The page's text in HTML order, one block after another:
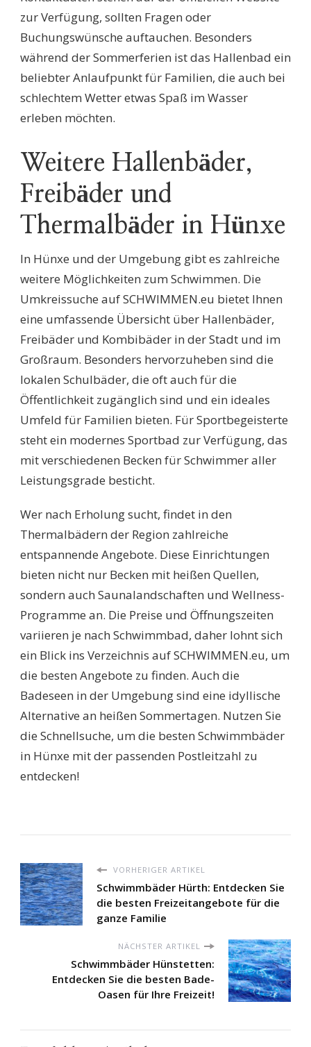
zur Verfügung, sollten Fragen oder
Buchungswünsche auftauchen. Besonders
während der Sommerferien ist das Hallenbad ein
beliebter Anlaufpunkt für Familien, die auch bei
schlechtem Wetter etwas Spaß im Wasser
erleben möchten.
Weitere Hallenbäder,
Freibäder und
Thermalbäder in Hünxe
In Hünxe und der Umgebung gibt es zahlreiche
weitere Möglichkeiten zum Schwimmen. Die
Umkreissuche auf SCHWIMMEN.eu bietet Ihnen
eine umfassende Übersicht über Hallenbäder,
Freibäder und Kombibäder in der Stadt und im
Großraum. Besonders hervorzuheben sind die
lokalen Schulbäder, die oft auch für die
Öffentlichkeit zugänglich sind und ein ideales
Umfeld für Familien bieten. Für Sportbegeisterte
steht ein modernes Sportbad zur Verfügung, das
mit verschiedenen Becken für Schwimmer aller
Leistungsgrade besticht.
Wer nach Erholung sucht, findet in den
Thermalbädern der Region zahlreiche
entspannende Angebote. Diese Einrichtungen
bieten nicht nur Becken mit heißen Quellen,
sondern auch Saunalandschaften und Wellness-
Programme an. Die Preise und Öffnungszeiten
variieren je nach Schwimmbad, daher lohnt sich
ein Blick ins Verzeichnis auf SCHWIMMEN.eu, um
die besten Angebote zu finden. Auch die
Badeseen in der Umgebung sind eine idyllische
Alternative an heißen Sommertagen. Nutzen Sie
die Schnellsuche, um die besten Schwimmbäder
in Hünxe mit der passenden Postleitzahl zu
entdecken!
VORHERIGER ARTIKEL
Schwimmbäder Hürth: Entdecken Sie
die besten Freizeitangebote für die
ganze Familie
NÄCHSTER ARTIKEL
Schwimmbäder Hünstetten:
Entdecken Sie die besten Bade-
Oasen für Ihre Freizeit!